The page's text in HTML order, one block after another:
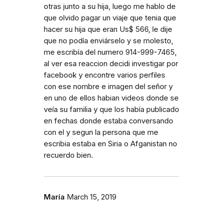
otras junto a su hija, luego me hablo de
que olvido pagar un viaje que tenia que
hacer su hija que eran Us$ 566, le dije
que no podía enviárselo y se molesto,
me escribía del numero 914-999-7465,
al ver esa reaccion decidi investigar por
facebook y encontre varios perfiles
con ese nombre e imagen del señor y
en uno de ellos habian videos donde se
veía su familia y que los había publicado
en fechas donde estaba conversando
con el y segun la persona que me
escribia estaba en Siria o Afganistan no
recuerdo bien.
María March 15, 2019